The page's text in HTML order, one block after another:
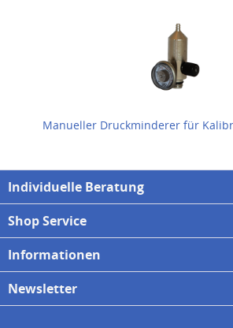
Manueller Druckminderer für
Individuelle Beratung
Shop Service
Informationen
Newsletter